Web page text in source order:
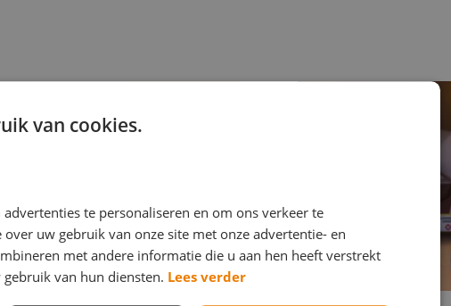
van cookies.
te personaliseren en om ons verkeer te
uw gebruik van onze site met onze advertentie- en
met andere informatie die u aan hen heeft verstrekt
van hun diensten. Lees verder